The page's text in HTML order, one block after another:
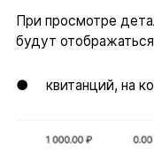
При просмотре
будут
● квитанций, на